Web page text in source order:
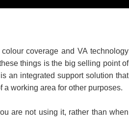
coverage and VA technology
things is the big selling point of
an integrated support solution that
working area for other purposes.
are not using it, rather than when